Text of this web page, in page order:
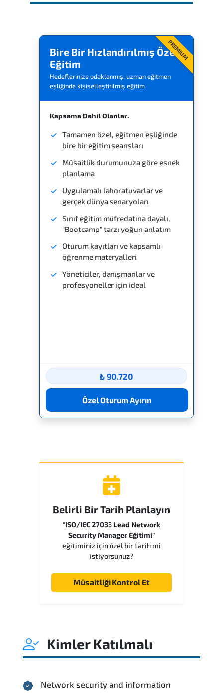
PREMIUM
Bire Bir Hızlandırılmış Özel
Eğitim
Hedeflerinize odaklanmış, uzman eğitmen
eşliğinde kişiselleştirilmiş eğitim
Kapsama Dahil Olanlar:
Tamamen özel, eğitmen eşliğinde
bire bir eğitim seansları
Müsaitlik durumunuza göre esnek
planlama
Uygulamalı laboratuvarlar ve
gerçek dünya senaryoları
Sınıf eğitim müfredatına dayalı,
"Bootcamp" tarzı yoğun anlatım
Oturum kayıtları ve kapsamlı
öğrenme materyalleri
Yöneticiler, danışmanlar ve
profesyoneller için ideal
₺ 90.720
Özel Oturum Ayırın
Belirli Bir Tarih Planlayın
"ISO/IEC 27033 Lead Network
Security Manager Eğitimi"
eğitiminiz için özel bir tarih mi
istiyorsunuz?
Müsaitliği Kontrol Et
Kimler Katılmalı
Network security and information